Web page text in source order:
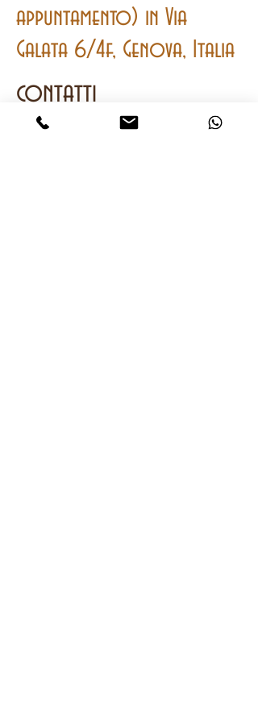
appuntamento) in Via
Galata 6/4f, Genova, Italia
contatti